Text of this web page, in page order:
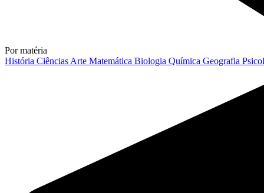
Por matéria
História Ciências Arte Matemática Biologia Química Geografia